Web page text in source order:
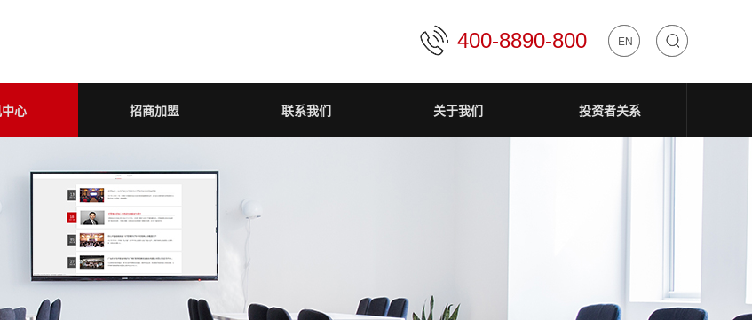
400-8890-800 EN
中文
心 招商加盟 联系我们 关于我们 投资者关系